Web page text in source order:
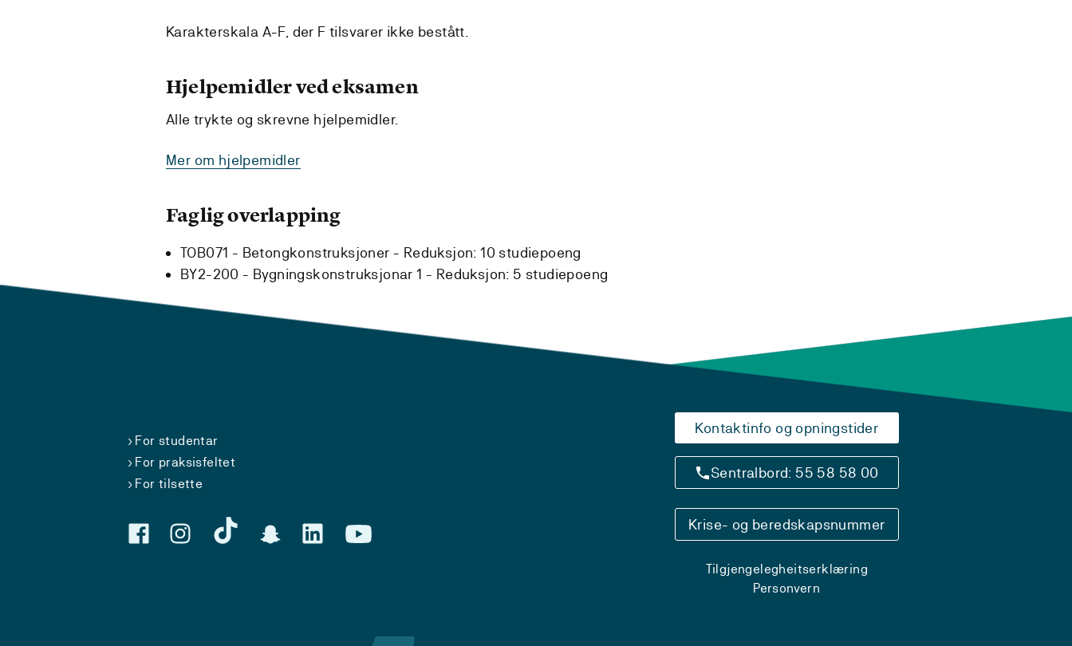
Karakterskala A-F, der F tilsvarer ikke bestått.
Hjelpemidler ved eksamen
Alle trykte og skrevne hjelpemidler.
Mer om hjelpemidler
Faglig overlapping
TOB071 - Betongkonstruksjoner - Reduksjon: 10 studiepoeng
BY2-200 - Bygningskonstruksjonar 1 - Reduksjon: 5 studiepoeng
For studentar
For praksisfeltet
For tilsette
Kontaktinfo og opningstider
Sentralbord: 55 58 58 00
Krise- og beredskapsnummer
Tilgjengelegheitserklæring
Personvern